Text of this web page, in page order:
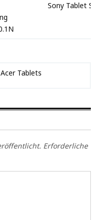
Sony Tablet S
Acer Tablets
Erforderliche